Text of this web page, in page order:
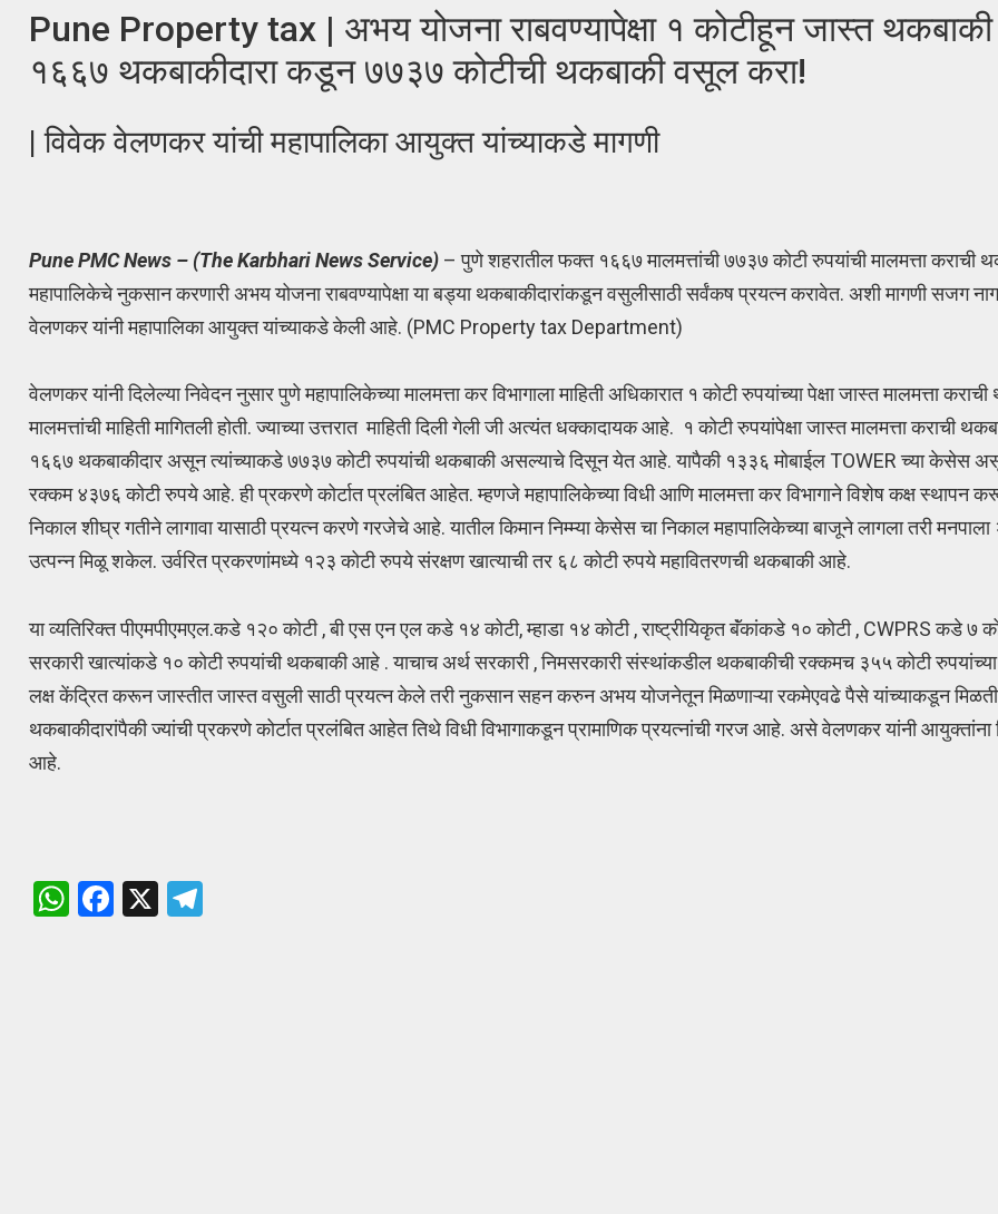
Pune Property tax | अभय योजना राबवण्यापेक्षा १ कोटीहून जास्त
१६६७ थकबाकीदारा कडून ७७३७ कोटीची थकबाकी वसूल करा!
| विवेक वेलणकर यांची महापालिका आयुक्त यांच्याकडे मागणी
Pune PMC News – (The Karbhari News Service) – पुणे शहरातील फक्त १६६७ मालमत्तांची ७७३७ कोटी रुपयांची मालमत्ता कराची
महापालिकेचे नुकसान करणारी अभय योजना राबवण्यापेक्षा या बड्या थकबाकीदारांकडून वसुलीसाठी सर्वंकष प्रयत्न करावेत. अशी मागणी सजग
वेलणकर यांनी महापालिका आयुक्त यांच्याकडे केली आहे. (PMC Property tax Department)
वेलणकर यांनी दिलेल्या निवेदन नुसार पुणे महापालिकेच्या मालमत्ता कर विभागाला माहिती अधिकारात १ कोटी रुपयांच्या पेक्षा जास्त मालमत्ता
मालमत्तांची माहिती मागितली होती. ज्याच्या उत्तरात माहिती दिली गेली जी अत्यंत धक्कादायक आहे. १ कोटी रुपयांपेक्षा जास्त मालमत्ता कराची
१६६७ थकबाकीदार असून त्यांच्याकडे ७७३७ कोटी रुपयांची थकबाकी असल्याचे दिसून येत आहे. यापैकी १३३६ मोबाईल TOWER च्या केसेस
रक्कम ४३७६ कोटी रुपये आहे. ही प्रकरणे कोर्टात प्रलंबित आहेत. म्हणजे महापालिकेच्या विधी आणि मालमत्ता कर विभागाने विशेष कक्ष स्थापन
निकाल शीघ्र गतीने लागावा यासाठी प्रयत्न करणे गरजेचे आहे. यातील किमान निम्म्या केसेस चा निकाल महापालिकेच्या बाजूने लागला तरी
उत्पन्न मिळू शकेल. उर्वरित प्रकरणांमध्ये १२३ कोटी रुपये संरक्षण खात्याची तर ६८ कोटी रुपये महावितरणची थकबाकी आहे.
या व्यतिरिक्त पीएमपीएमएल.कडे १२० कोटी , बी एस एन एल कडे १४ कोटी, म्हाडा १४ कोटी , राष्ट्रीयिकृत बॅंकांकडे १० कोटी , CWPRS कडे ७
सरकारी खात्यांकडे १० कोटी रुपयांची थकबाकी आहे . याचाच अर्थ सरकारी , निमसरकारी संस्थांकडील थकबाकीची रक्कमच ३५५ कोटी
लक्ष केंद्रित करून जास्तीत जास्त वसुली साठी प्रयत्न केले तरी नुकसान सहन करुन अभय योजनेतून मिळणाऱ्या रकमेएवढे पैसे यांच्याकडून
थकबाकीदारांपैकी ज्यांची प्रकरणे कोर्टात प्रलंबित आहेत तिथे विधी विभागाकडून प्रामाणिक प्रयत्नांची गरज आहे. असे वेलणकर यांनी आयुक्तांना
आहे.
W F
X